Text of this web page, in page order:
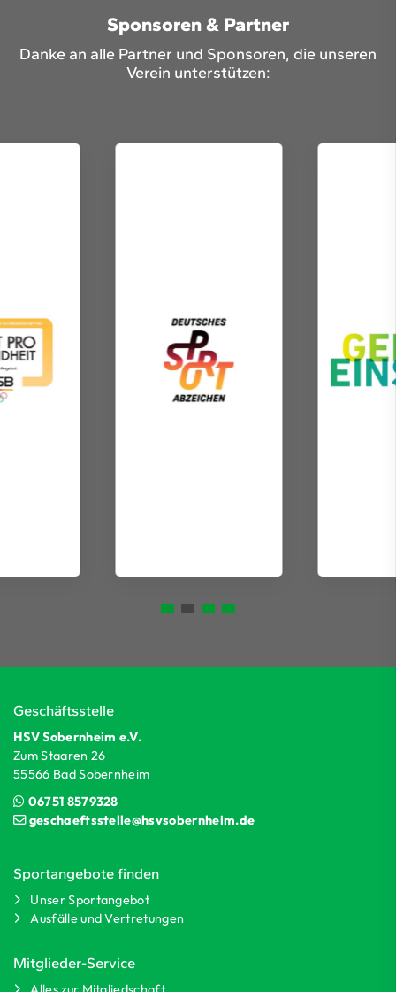
Sponsoren & Partner
Danke an alle Partner und Sponsoren, die unseren
Verein unterstützen:
Geschäftsstelle
HSV Sobernheim e.V.
Zum Staaren 26
55566 Bad Sobernheim
06751 8579328
geschaeftsstelle@hsvsobernheim.de
Sportangebote finden
Unser Sportangebot
Ausfälle und Vertretungen
Mitglieder-Service